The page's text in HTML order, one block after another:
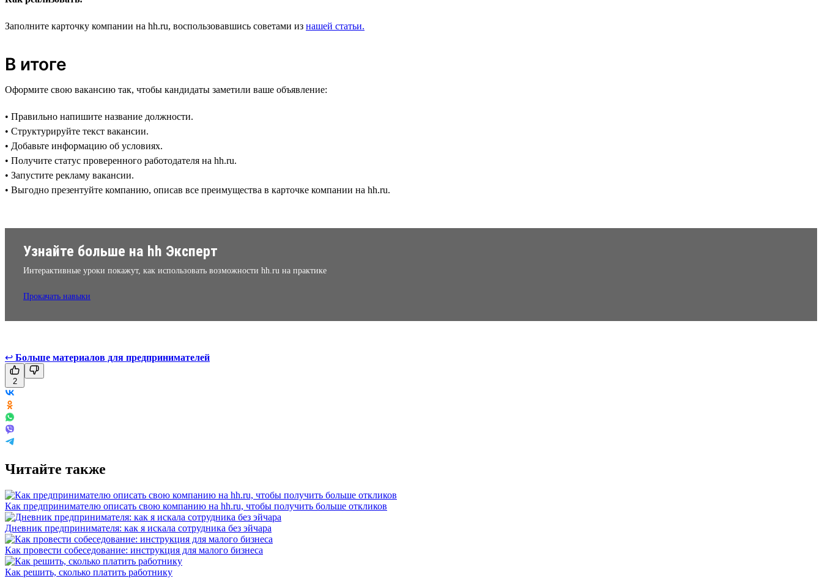
Заполните карточку компании на hh.ru, воспользовавшись советами из нашей статьи.
В итоге
Оформите свою вакансию так, чтобы кандидаты заметили ваше объявление:
• Правильно напишите название должности.
• Структурируйте текст вакансии.
• Добавьте информацию об условиях.
• Получите статус проверенного работодателя на hh.ru.
• Запустите рекламу вакансии.
• Выгодно презентуйте компанию, описав все преимущества в карточке компании на hh.ru.
Узнайте больше на hh Эксперт
Интерактивные уроки покажут, как использовать возможности hh.ru на практике
Прокачать навыки
↩ Больше материалов для предпринимателей
2
Читайте также
Как предпринимателю описать свою компанию на hh.ru, чтобы получить больше откликов
Дневник предпринимателя: как я искала сотрудника без эйчара
Как провести собеседование: инструкция для малого бизнеса
Как решить, сколько платить работнику